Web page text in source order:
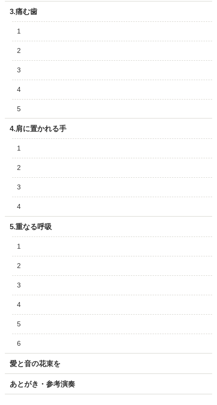
3.痛む歯
1
2
3
4
5
4.肩に置かれる手
1
2
3
4
5.重なる呼吸
1
2
3
4
5
6
愛と音の花束を
あとがき・参考演奏